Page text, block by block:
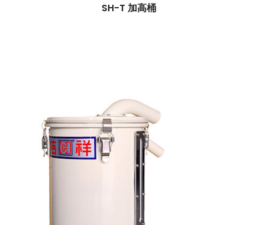
SH-T 加高桶